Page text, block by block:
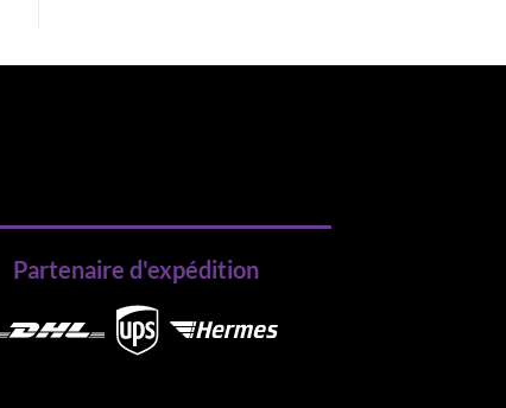
Partenaire d'expédition